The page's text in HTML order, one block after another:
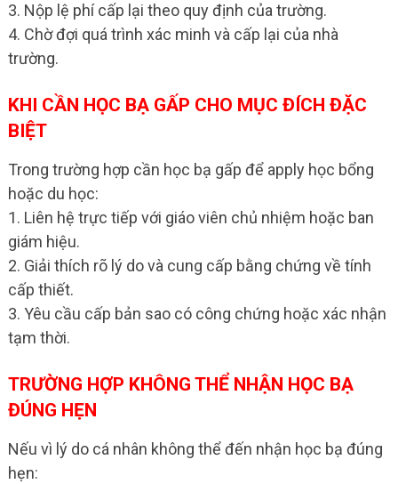
3. Nộp lệ phí cấp lại theo quy định của trường.
4. Chờ đợi quá trình xác minh và cấp lại của nhà
trường.
KHI CẦN HỌC BẠ GẤP CHO MỤC ĐÍCH ĐẶC
BIỆT
Trong trường hợp cần học bạ gấp để apply học bổng
hoặc du học:
1. Liên hệ trực tiếp với giáo viên chủ nhiệm hoặc ban
giám hiệu.
2. Giải thích rõ lý do và cung cấp bằng chứng về tính
cấp thiết.
3. Yêu cầu cấp bản sao có công chứng hoặc xác nhận
tạm thời.
TRƯỜNG HỢP KHÔNG THỂ NHẬN HỌC BẠ
ĐÚNG HẸN
Nếu vì lý do cá nhân không thể đến nhận học bạ đúng
hẹn: